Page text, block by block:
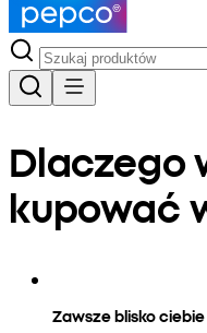
Dlaczego
kupować
Zawsze blisko ciebie